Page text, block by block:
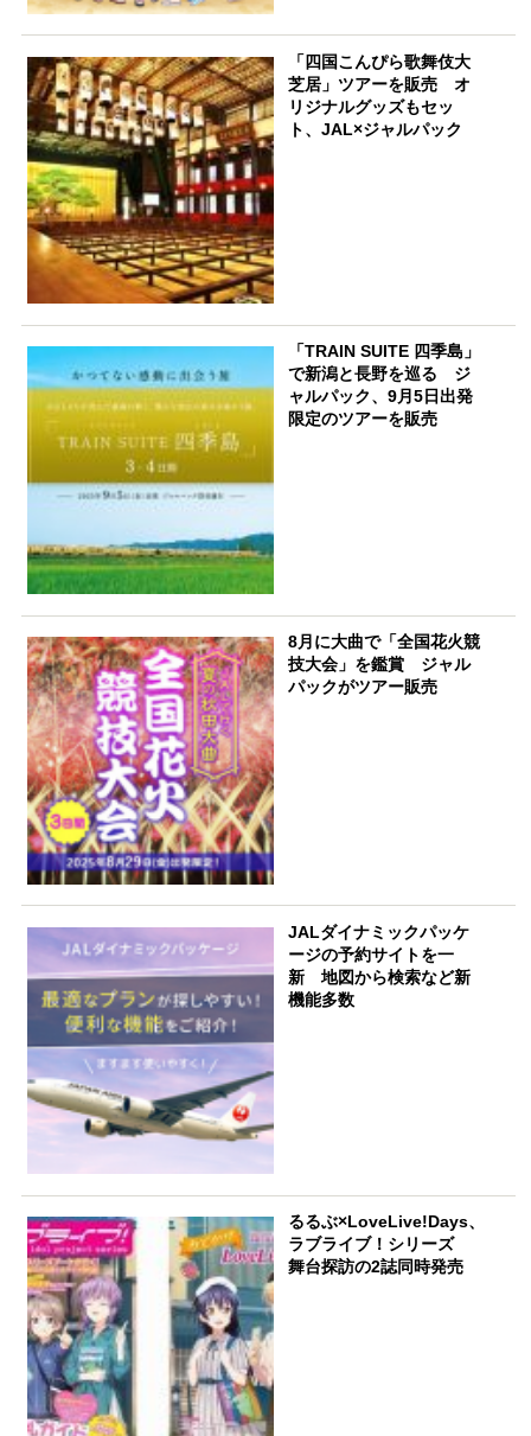
「四国こんぴら歌舞伎大
芝居」ツアーを販売 オ
リジナルグッズもセッ
ト、JAL×ジャルパック
「TRAIN SUITE 四季島」
で新潟と長野を巡る ジ
ャルパック、9月5日出発
限定のツアーを販売
8月に大曲で「全国花火競
技大会」を鑑賞 ジャル
パックがツアー販売
JALダイナミックパッケ
ージの予約サイトを一
新 地図から検索など新
機能多数
るるぶ×LoveLive!Days、
ラブライブ！シリーズ
舞台探訪の2誌同時発売